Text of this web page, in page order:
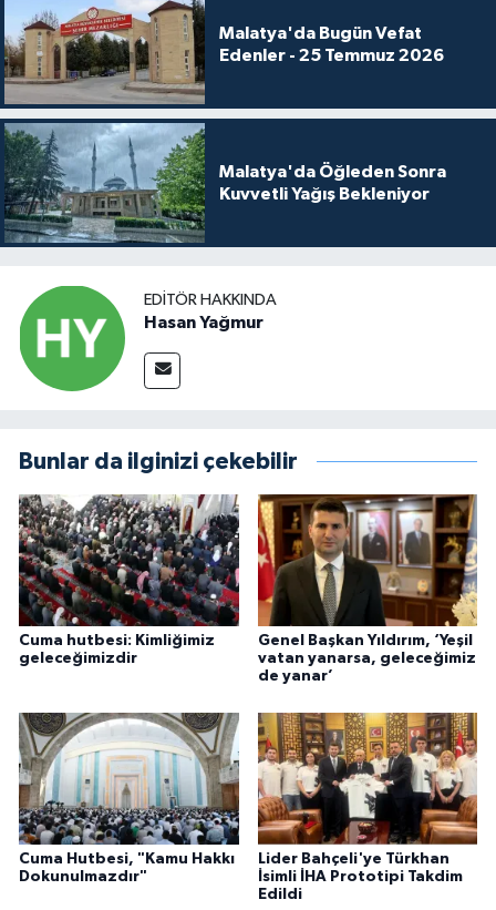
Malatya'da Bugün Vefat
Edenler - 25 Temmuz 2026
Malatya'da Öğleden Sonra
Kuvvetli Yağış Bekleniyor
EDITÖR HAKKINDA
Hasan Yağmur
Bunlar da ilginizi çekebilir
Cuma hutbesi: Kimliğimiz
geleceğimizdir
Genel Başkan Yıldırım, ‘Yeşil
vatan yanarsa, geleceğimiz
de yanar’
Cuma Hutbesi, "Kamu Hakkı
Dokunulmazdır"
Lider Bahçeli'ye Türkhan
İsimli İHA Prototipi Takdim
Edildi